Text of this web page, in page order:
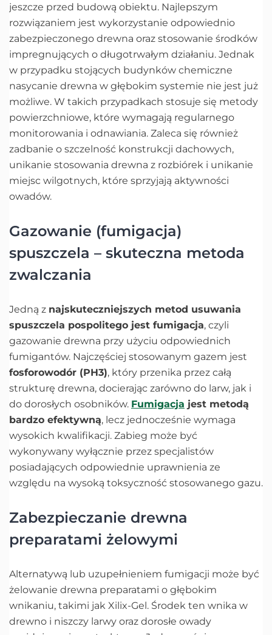
jeszcze przed budową obiektu. Najlepszym
rozwiązaniem jest wykorzystanie odpowiednio
zabezpieczonego drewna oraz stosowanie środków
impregnujących o długotrwałym działaniu. Jednak
w przypadku stojących budynków chemiczne
nasycanie drewna w głębokim systemie nie jest już
możliwe. W takich przypadkach stosuje się metody
powierzchniowe, które wymagają regularnego
monitorowania i odnawiania. Zaleca się również
zadbanie o szczelność konstrukcji dachowych,
unikanie stosowania drewna z rozbiórek i unikanie
miejsc wilgotnych, które sprzyjają aktywności
owadów.
Gazowanie (fumigacja)
spuszczela – skuteczna metoda
zwalczania
Jedną z najskuteczniejszych metod usuwania
spuszczela pospolitego jest fumigacja, czyli
gazowanie drewna przy użyciu odpowiednich
fumigantów. Najczęściej stosowanym gazem jest
fosforowodór (PH3), który przenika przez całą
strukturę drewna, docierając zarówno do larw, jak i
do dorosłych osobników. Fumigacja jest metodą
bardzo efektywną, lecz jednocześnie wymaga
wysokich kwalifikacji. Zabieg może być
wykonywany wyłącznie przez specjalistów
posiadających odpowiednie uprawnienia ze
względu na wysoką toksyczność stosowanego gazu.
Zabezpieczanie drewna
preparatami żelowymi
Alternatywą lub uzupełnieniem fumigacji może być
żelowanie drewna preparatami o głębokim
wnikaniu, takimi jak Xilix-Gel. Środek ten wnika w
drewno i niszczy larwy oraz dorosłe owady